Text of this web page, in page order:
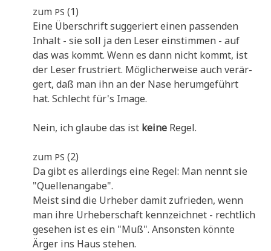
zum PS (1)
Eine Über­schrift sug­ge­riert einen pas­sen­den
Inhalt - sie soll ja den Leser ein­stim­men - auf
das was kommt. Wenn es dann nicht kommt, ist
der Leser fru­striert. Mög­li­cher­wei­se auch ver­är­
gert, daß man ihn an der Nase her­um­ge­führt
hat. Schlecht für's Image.
Nein, ich glau­be das ist kei­ne Regel.
zum PS (2)
Da gibt es aller­dings eine Regel: Man nennt sie
"Quel­len­an­ga­be".
Meist sind die Urhe­ber damit zufrie­den, wenn
man ihre Urhe­ber­schaft kenn­zeich­net - recht­lich
gese­hen ist es ein "Muß". Anson­sten könn­te
Ärger ins Haus stehen.